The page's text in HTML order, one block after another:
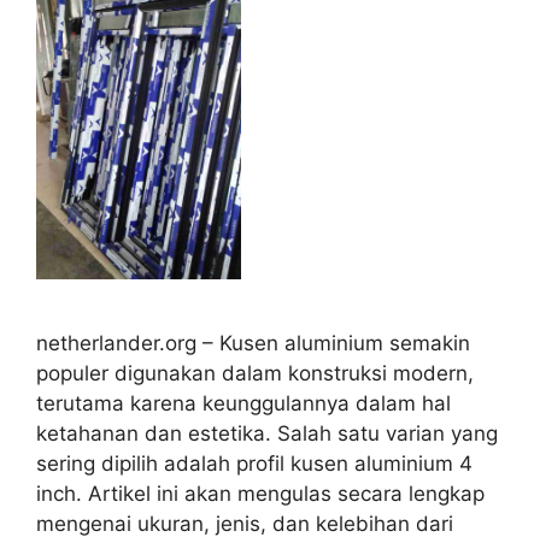
netherlander.org – Kusen aluminium semakin
populer digunakan dalam konstruksi modern,
terutama karena keunggulannya dalam hal
ketahanan dan estetika. Salah satu varian yang
sering dipilih adalah profil kusen aluminium 4
inch. Artikel ini akan mengulas secara lengkap
mengenai ukuran, jenis, dan kelebihan dari